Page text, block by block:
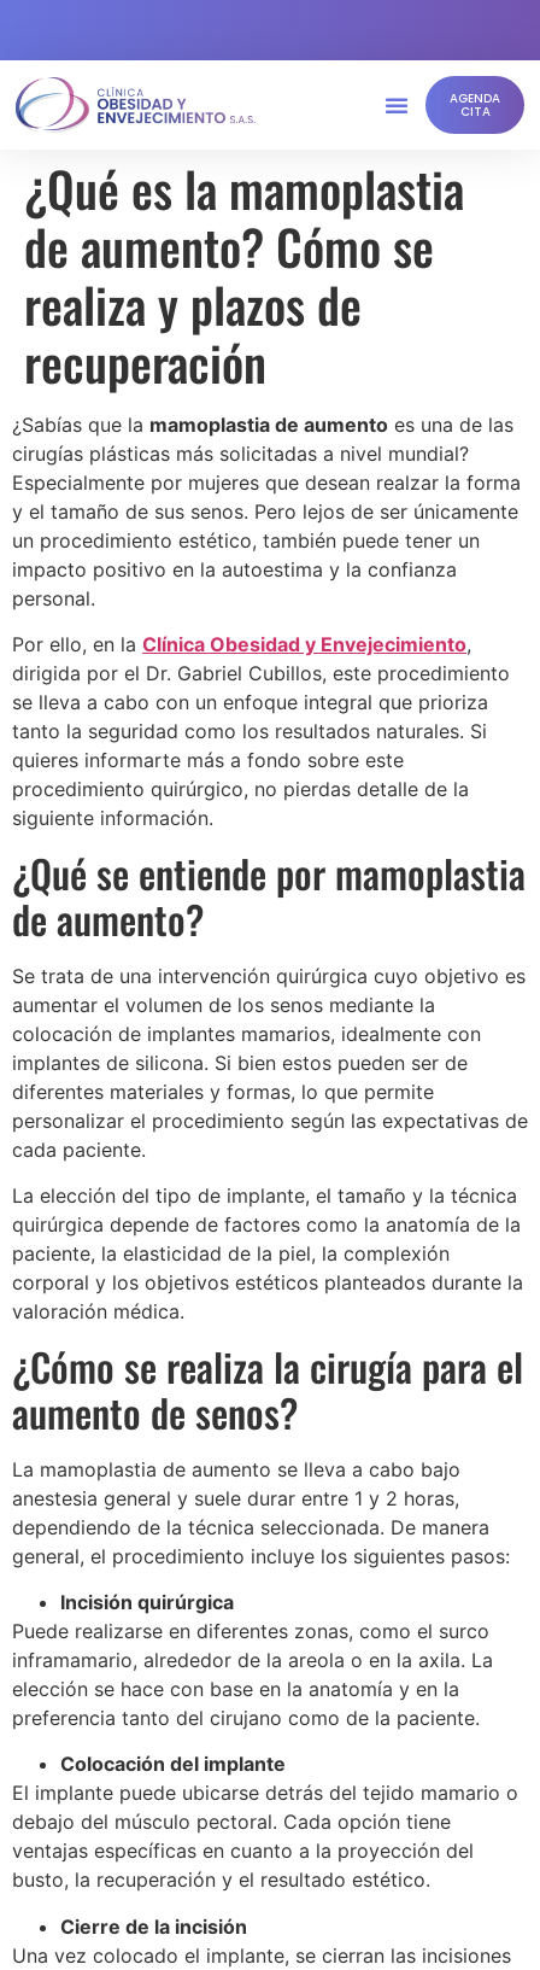
AGENDA
CITA
¿Qué es la mamoplastia
de aumento? Cómo se
realiza y plazos de
recuperación
¿Sabías que la mamoplastia de aumento es una de las
cirugías plásticas más solicitadas a nivel mundial?
Especialmente por mujeres que desean realzar la forma
y el tamaño de sus senos. Pero lejos de ser únicamente
un procedimiento estético, también puede tener un
impacto positivo en la autoestima y la confianza
personal.
Por ello, en la Clínica Obesidad y Envejecimiento,
dirigida por el Dr. Gabriel Cubillos, este procedimiento
se lleva a cabo con un enfoque integral que prioriza
tanto la seguridad como los resultados naturales. Si
quieres informarte más a fondo sobre este
procedimiento quirúrgico, no pierdas detalle de la
siguiente información.
¿Qué se entiende por mamoplastia
de aumento?
Se trata de una intervención quirúrgica cuyo objetivo es
aumentar el volumen de los senos mediante la
colocación de implantes mamarios, idealmente con
implantes de silicona. Si bien estos pueden ser de
diferentes materiales y formas, lo que permite
personalizar el procedimiento según las expectativas de
cada paciente.
La elección del tipo de implante, el tamaño y la técnica
quirúrgica depende de factores como la anatomía de la
paciente, la elasticidad de la piel, la complexión
corporal y los objetivos estéticos planteados durante la
valoración médica.
¿Cómo se realiza la cirugía para el
aumento de senos?
La mamoplastia de aumento se lleva a cabo bajo
anestesia general y suele durar entre 1 y 2 horas,
dependiendo de la técnica seleccionada. De manera
general, el procedimiento incluye los siguientes pasos:
Incisión quirúrgica
Puede realizarse en diferentes zonas, como el surco
inframamario, alrededor de la areola o en la axila. La
elección se hace con base en la anatomía y en la
preferencia tanto del cirujano como de la paciente.
Colocación del implante
El implante puede ubicarse detrás del tejido mamario o
debajo del músculo pectoral. Cada opción tiene
ventajas específicas en cuanto a la proyección del
busto, la recuperación y el resultado estético.
Cierre de la incisión
Una vez colocado el implante, se cierran las incisiones